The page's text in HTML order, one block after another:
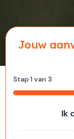
Jouw
Stap1 van 3
33%
Ik